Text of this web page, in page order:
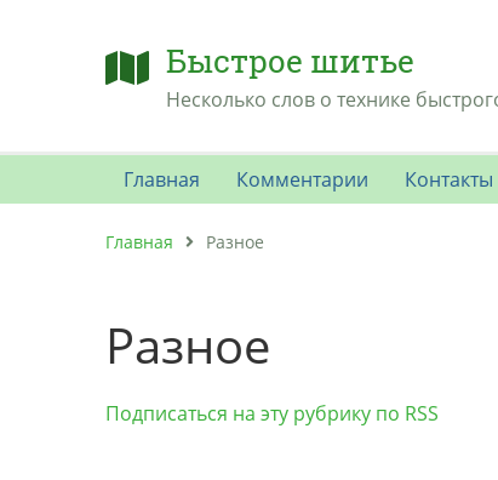
Быстрое шитье
Несколько слов о технике
Главная Комментарии Контакты
Главная Разное
Разное
Подписаться на эту рубрику по RSS